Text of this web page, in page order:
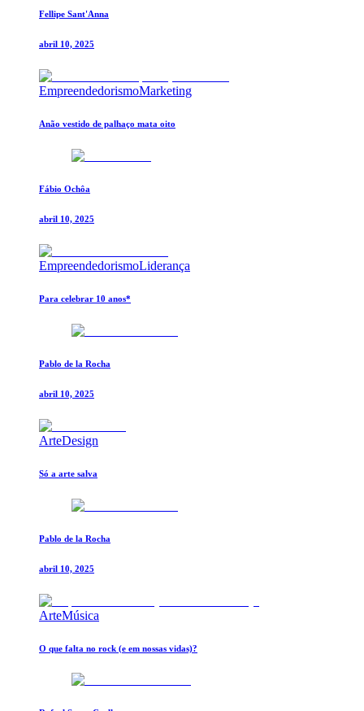
Fellipe Sant'Anna
abril 10, 2025
EmpreendedorismoMarketing
Anão vestido de palhaço mata oito
Fábio Ochôa
abril 10, 2025
EmpreendedorismoLiderança
Para celebrar 10 anos*
Pablo de la Rocha
abril 10, 2025
ArteDesign
Só a arte salva
Pablo de la Rocha
abril 10, 2025
ArteMúsica
O que falta no rock (e em nossas vidas)?